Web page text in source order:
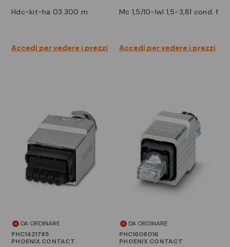
hdc-kit-ha 03.300 m
Accedi per vedere i prezzi
mc 1,5/10-lwl 1,5-3,81 cond. f
Accedi per vedere i prezzi
DA ORDINARE
PHC1421785
PHOENIX CONTACT
DA ORDINARE
PHC1608016
PHOENIX CONTACT